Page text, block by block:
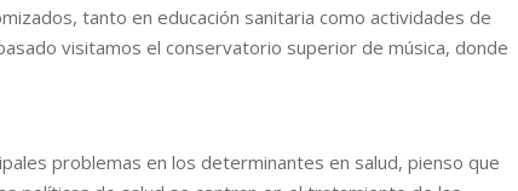
tanto en educación sanitaria como actividades de
visitamos el conservatorio superior de música, donde
problemas en los determinantes en salud, pienso que